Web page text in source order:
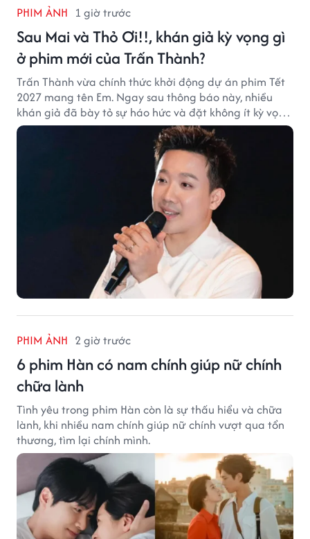
PHIM ẢNH 1 giờ trước
Sau Mai và Thỏ Ơi!!, khán giả kỳ vọng gì
ở phim mới của Trấn Thành?
Trấn Thành vừa chính thức khởi động dự án phim Tết
2027 mang tên Em. Ngay sau thông báo này, nhiều
khán giả đã bày tỏ sự háo hức và đặt không ít kỳ vọng
vào bộ phim mới của Trấn Thành.
PHIM ẢNH 2 giờ trước
6 phim Hàn có nam chính giúp nữ chính
chữa lành
Tình yêu trong phim Hàn còn là sự thấu hiểu và chữa
lành, khi nhiều nam chính giúp nữ chính vượt qua tổn
thương, tìm lại chính mình.